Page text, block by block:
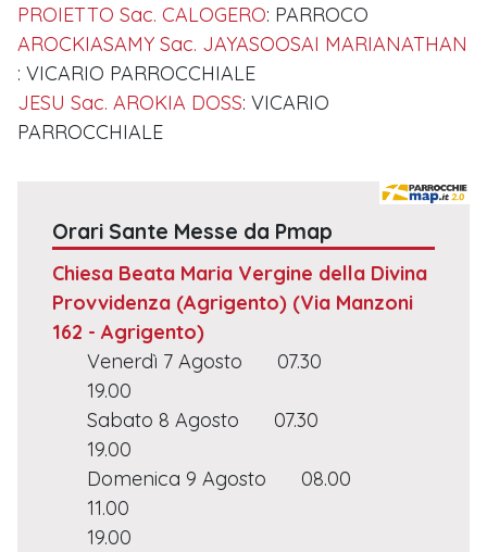
PROIETTO Sac. CALOGERO: PARROCO
AROCKIASAMY Sac. JAYASOOSAI MARIANATHAN
: VICARIO PARROCCHIALE
JESU Sac. AROKIA DOSS: VICARIO
PARROCCHIALE
Orari Sante Messe da Pmap
Chiesa Beata Maria Vergine della Divina
Provvidenza (Agrigento) (Via Manzoni
162 - Agrigento)
Venerdì 7 Agosto
07.30
19.00
Sabato 8 Agosto
07.30
19.00
Domenica 9 Agosto
08.00
11.00
19.00